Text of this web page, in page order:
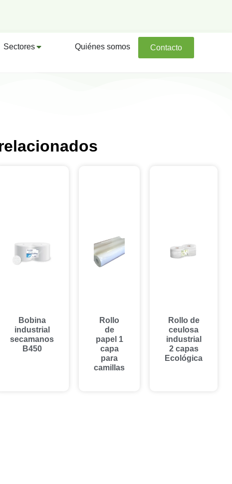
Sectores Quiénes somos Contacto
Bobina
industrial
secamanos
B450
Rollo
de
papel 1
capa
para
camillas
Rollo de
ceulosa
industrial
2 capas
Ecológica